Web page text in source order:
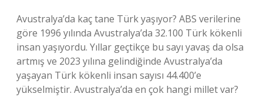
Avustralya’da kaç tane Türk yaşıyor? ABS verilerine
göre 1996 yılında Avustralya’da 32.100 Türk kökenli
insan yaşıyordu. Yıllar geçtikçe bu sayı yavaş da olsa
artmış ve 2023 yılına gelindiğinde Avustralya’da
yaşayan Türk kökenli insan sayısı 44.400’e
yükselmiştir. Avustralya’da en çok hangi millet var?